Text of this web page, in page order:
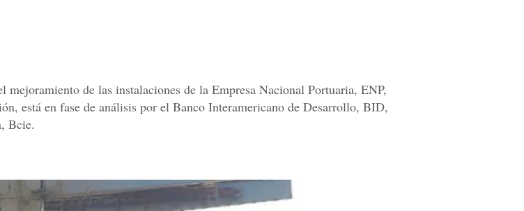
mejoramiento de las instalaciones de la Empresa Nacional Portuaria, ENP,
está en fase de análisis por el Banco Interamericano de Desarrollo, BID,
Bcie.